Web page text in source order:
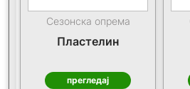
Сезонска опрема
Пластелин
прегледај